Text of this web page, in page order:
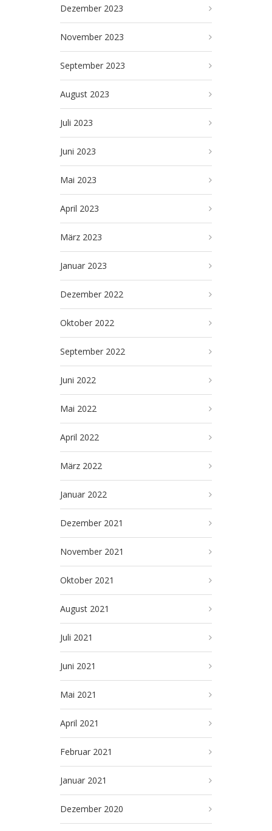
Dezember 2023
November 2023
September 2023
August 2023
Juli 2023
Juni 2023
Mai 2023
April 2023
März 2023
Januar 2023
Dezember 2022
Oktober 2022
September 2022
Juni 2022
Mai 2022
April 2022
März 2022
Januar 2022
Dezember 2021
November 2021
Oktober 2021
August 2021
Juli 2021
Juni 2021
Mai 2021
April 2021
Februar 2021
Januar 2021
Dezember 2020